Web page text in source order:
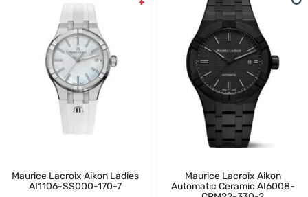
Maurice Lacroix Aikon Ladies
AI1106-SS000-170-7
Maurice Lacroix Aikon
Automatic Ceramic AI6008-